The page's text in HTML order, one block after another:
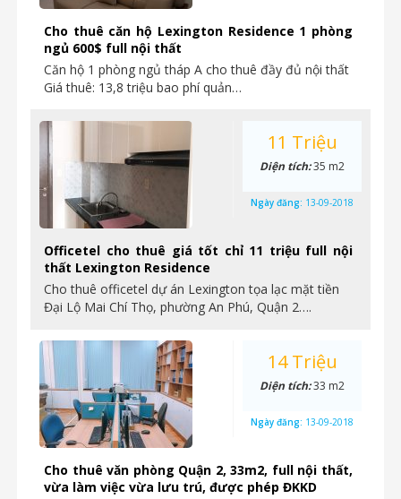
Cho thuê căn hộ Lexington Residence 1 phòng
ngủ 600$ full nội thất
Căn hộ 1 phòng ngủ tháp A cho thuê đầy đủ nội thất
Giá thuê: 13,8 triệu bao phí quản…
Officetel cho thuê giá tốt chỉ 11 triệu full nội
thất Lexington Residence
Cho thuê officetel dự án Lexington tọa lạc mặt tiền
Đại Lộ Mai Chí Thọ, phường An Phú, Quận 2….
11 Triệu
Diện tích:35 m2
Ngày đăng: 13-09-2018
Cho thuê văn phòng Quận 2, 33m2, full nội thất,
vừa làm việc vừa lưu trú, được phép ĐKKD
14 Triệu
Diện tích:33 m2
Ngày đăng: 13-09-2018